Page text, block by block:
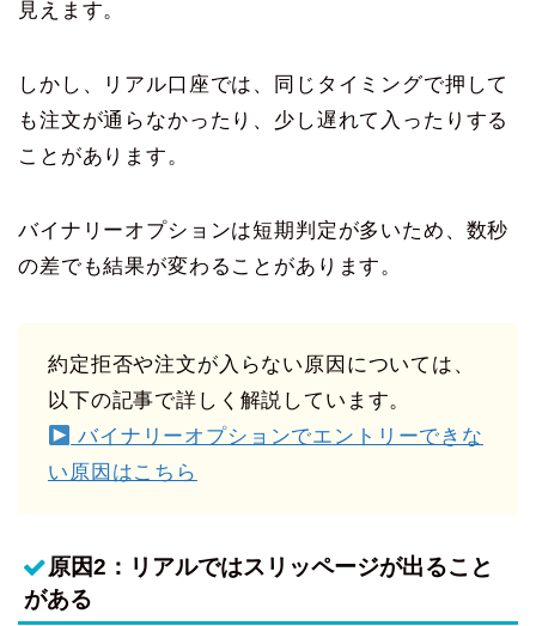
見えます。
しかし、リアル口座では、同じタイミングで押して
も注文が通らなかったり、少し遅れて入ったりする
ことがあります。
バイナリーオプションは短期判定が多いため、数秒
の差でも結果が変わることがあります。
約定拒否や注文が入らない原因については、
以下の記事で詳しく解説しています。
バイナリーオプションでエントリーできな
い原因はこちら
原因2：リアルではスリッページが出ること
がある